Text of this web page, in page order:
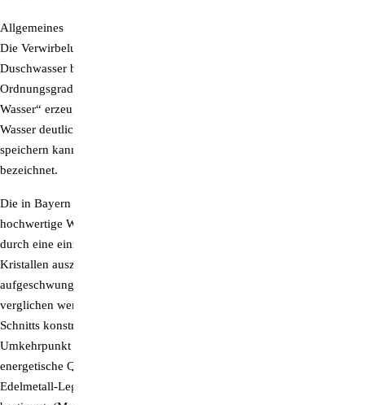
Allgemeines
Die Verwirbelung ist die Anwendung eines Naturprinzips, welches im
Duschwasser besonders viel hexagonales Wasser mit einem hohen
Ordnungsgrad bildet. Verwirbelung kann sogar sogenanntes „EZ-
Wasser“ erzeugen – eine Art vierten Aggregatszustand, wobei das
Wasser deutlich mehr Sauerstoff enthält und viel mehr Informationen
speichern kann, weshalb man diesen Zustand auch als „Flüssigkristall“
bezeichnet.
Die in Bayern beheimatete Manufaktur Aquadea stellt in Handarbeit
hochwertige Wirblerduschen und Trinkwasserwirbler her, die sich
durch eine einzigartige Kombination von Edelmetall-Legierungen und
Kristallen auszeichnet. So entstehen „Lebenswässer“ mit individuell
aufgeschwungenen Qualitäten, welche mit homöopathischen Potenzen
verglichen werden können. Die nach dem Verhältnis des Goldenen
Schnitts konstruierten Wirbelkammern enthalten an ihrem
Umkehrpunkt verschiedene Kristalle, die dem Wasser ihre jeweilige
energetische Qualität als „Obertöne“ aufschwingen, während die
Edelmetall-Legierung der Duschplatte den energetischen „Grundton“
Zeolith als bpa-Pulver